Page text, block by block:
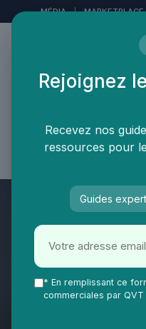
MÉDIA | MARKETPLACE
LE MÉDIA DES
Vie Ma Vie dans la
Rejoignez
Recevez nos
ressources pour
Guides
* En remplissant ce
commerciales par
Panneau de gestion des